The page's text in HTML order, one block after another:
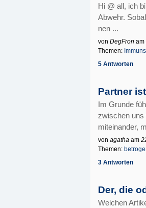
Hi @ all, ich
Abwehr.
nen ...
von DegFron am
Themen:
5 Antworten
Partner
Im Grunde
zwischen uns
miteinander,
von agatha am
Themen:
3 Antworten
Der, die
Welchen